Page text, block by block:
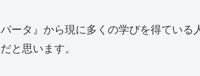
ータ』から現に多くの学びを得ている
と思います。